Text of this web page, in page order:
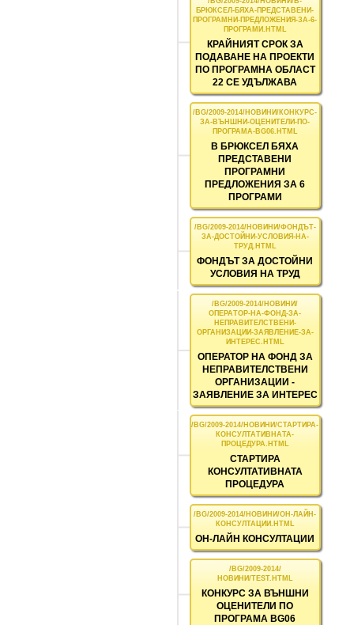
КРАЙНИЯТ СРОК ЗА
ПОДАВАНЕ НА ПРОЕКТИ
ПО ПРОГРАМНА ОБЛАСТ
22 СЕ УДЪЛЖАВА
В БРЮКСЕЛ БЯХА
ПРЕДСТАВЕНИ
ПРОГРАМНИ
ПРЕДЛОЖЕНИЯ ЗА 6
ПРОГРАМИ
ФОНДЪТ ЗА ДОСТОЙНИ
УСЛОВИЯ НА ТРУД
ОПЕРАТОР НА ФОНД ЗА
НЕПРАВИТЕЛСТВЕНИ
ОРГАНИЗАЦИИ -
ЗАЯВЛЕНИЕ ЗА ИНТЕРЕС
СТАРТИРА
КОНСУЛТАТИВНАТА
ПРОЦЕДУРА
ОН-ЛАЙН КОНСУЛТАЦИИ
КОНКУРС ЗА ВЪНШНИ
ОЦЕНИТЕЛИ ПО
ПРОГРАМА BG06